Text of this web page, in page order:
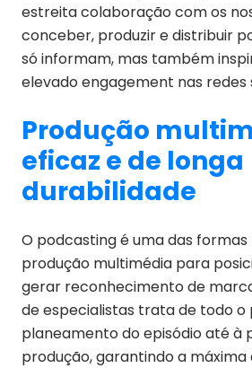
estreita colaboração com os
conceber, produzir e distribuir
só informam, mas também
elevado engagement nas redes
Produção
eficaz e de longa
durabilidade
O podcasting é uma das formas
produção multimédia para
gerar reconhecimento de
de especialistas trata de todo o
planeamento do episódio até à
produção, garantindo a máxima